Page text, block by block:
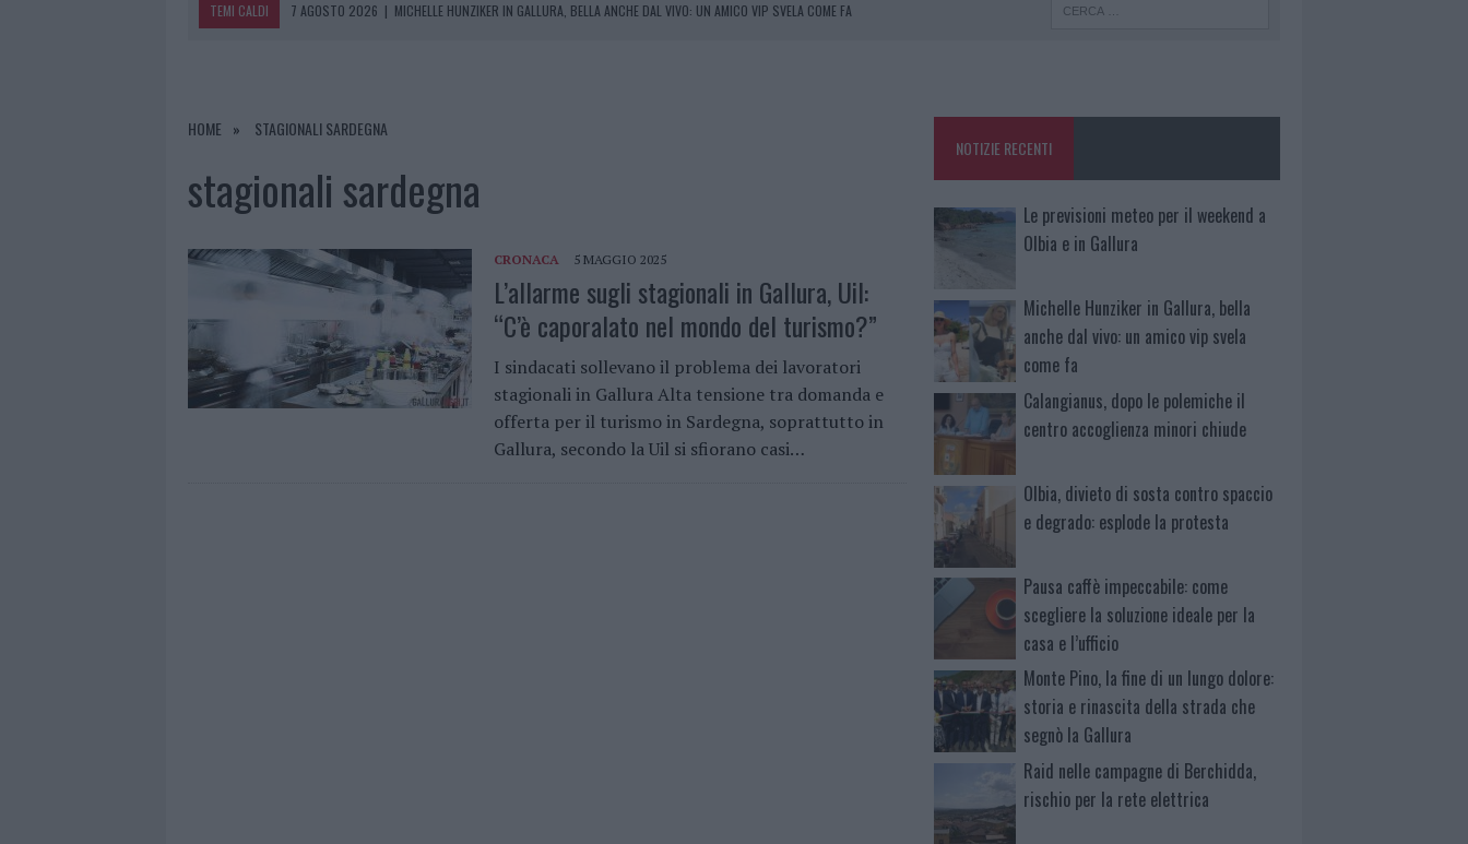
TEMI CALDI 7 AGOSTO 2026 | MICHELLE HUNZIKER IN GALLURA, BELLA ANCHE DAL VIVO: UN AMICO VIP SVELA COME FA
7 AGOSTO 2026 | PAUSA CAFFÈ IMPECCABILE: COME SCEGLIERE LA SOLUZIONE IDEALE PER LA CASA E L’UFFICIO
HOME STAGIONALI SARDEGNA
stagionali sardegna
CRONACA 5 MAGGIO 2025
L’allarme sugli stagionali in Gallura, Uil:
“C’è caporalato nel mondo del turismo?”
I sindacati sollevano il problema dei lavoratori
stagionali in Gallura Alta tensione tra domanda e
offerta per il turismo in Sardegna, soprattutto in
Gallura, secondo la Uil si sfiorano casi…
NOTIZIE RECENTI
Le previsioni meteo per il weekend a
Olbia e in Gallura
Michelle Hunziker in Gallura, bella
anche dal vivo: un amico vip svela
come fa
Calangianus, dopo le polemiche il
centro accoglienza minori chiude
Olbia, divieto di sosta contro spaccio
e degrado: esplode la protesta
Pausa caffè impeccabile: come
scegliere la soluzione ideale per la
casa e l’ufficio
Monte Pino, la fine di un lungo dolore:
storia e rinascita della strada che
segnò la Gallura
Raid nelle campagne di Berchidda,
rischio per la rete elettrica